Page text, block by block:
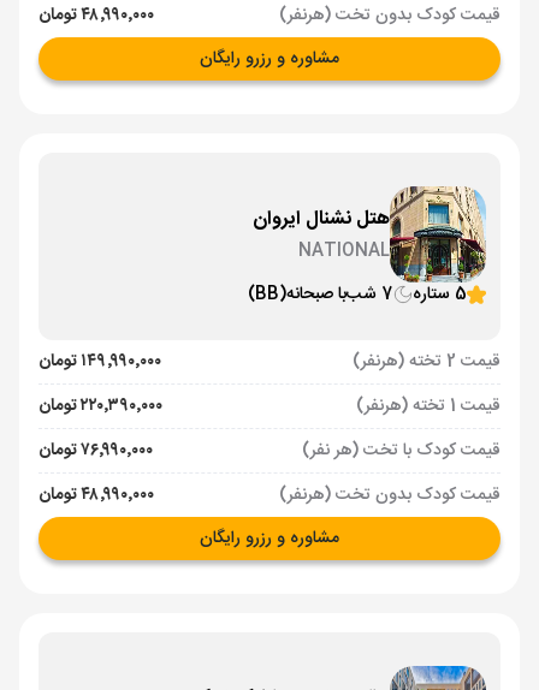
قیمت کودک بدون تخت (هرنفر)
۴۸٬۹۹۰٬۰۰۰ تومان
مشاوره و رزرو رایگان
هتل نشنال ایروان
NATIONAL
5 ستاره
7 شب با صبحانه(BB)
قیمت 2 تخته (هرنفر)
۱۴۹٬۹۹۰٬۰۰۰ تومان
قیمت 1 تخته (هرنفر)
۲۲۰٬۳۹۰٬۰۰۰ تومان
قیمت کودک با تخت (هر نفر)
۷۶٬۹۹۰٬۰۰۰ تومان
قیمت کودک بدون تخت (هرنفر)
۴۸٬۹۹۰٬۰۰۰ تومان
مشاوره و رزرو رایگان